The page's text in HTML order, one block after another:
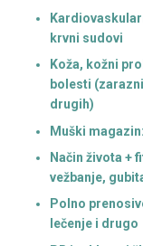
krvni sudovi
Koža, kožni
bolesti
drugih)
Muški
Način života +
vežbanje,
Polno
lečenje i drugo